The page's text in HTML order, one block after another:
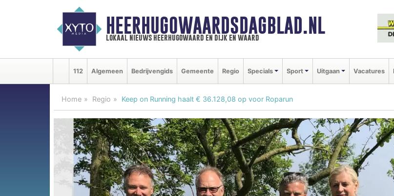
HEERHUGOWAARDSDAGBLAD.NL
lokaal nieuws heerhugowaard en dijk en waard
112 Algemeen Bedrijvengids Gemeente Regio Specials Sport Uitgaan Vacatures
Home Regio Keep on Running haalt € 36.128,08 op voor Roparun